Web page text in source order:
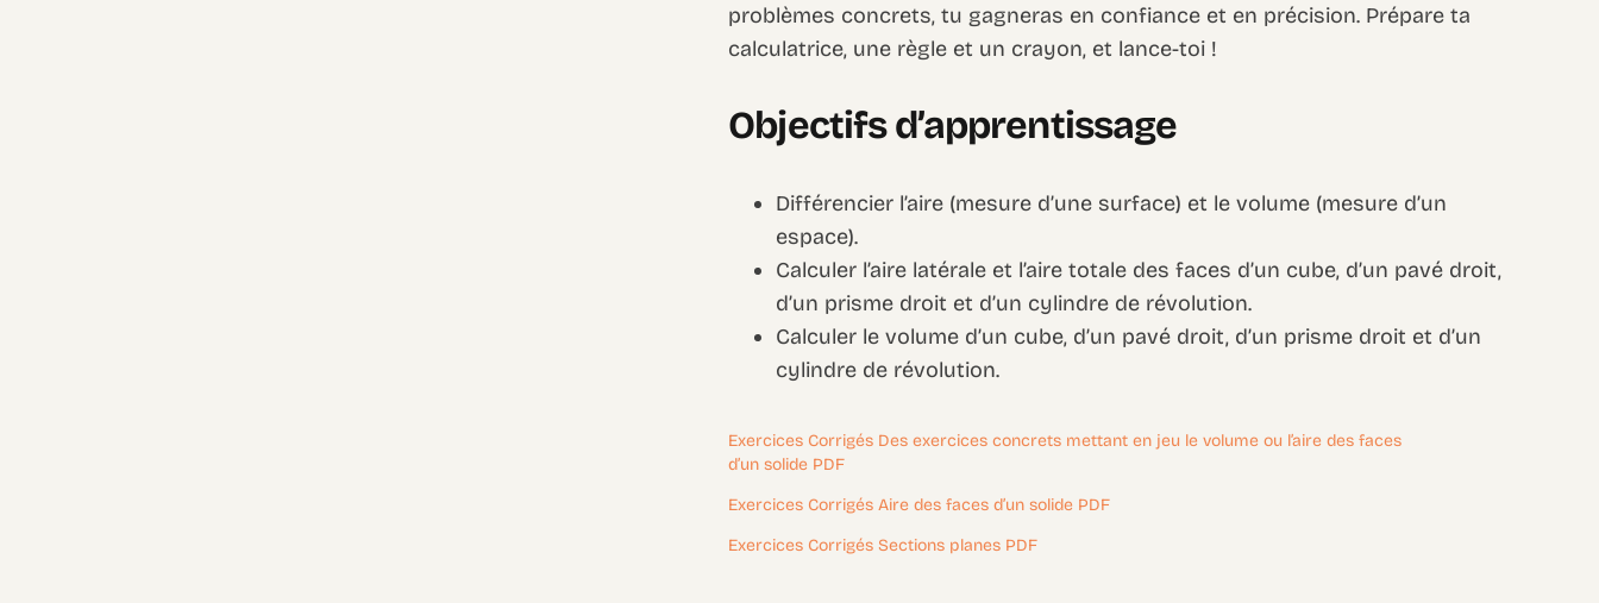
problèmes concrets, tu gagneras en confiance et en précision. Prépare ta
calculatrice, une règle et un crayon, et lance-toi !
Objectifs d’apprentissage
Différencier l’aire (mesure d’une surface) et le volume (mesure d’un
espace).
Calculer l’aire latérale et l’aire totale des faces d’un cube, d’un pavé droit,
d’un prisme droit et d’un cylindre de révolution.
Calculer le volume d’un cube, d’un pavé droit, d’un prisme droit et d’un
cylindre de révolution.
Exercices Corrigés Des exercices concrets mettant en jeu le volume ou l’aire des faces
d’un solide PDF
Exercices Corrigés Aire des faces d’un solide PDF
Exercices Corrigés Sections planes PDF